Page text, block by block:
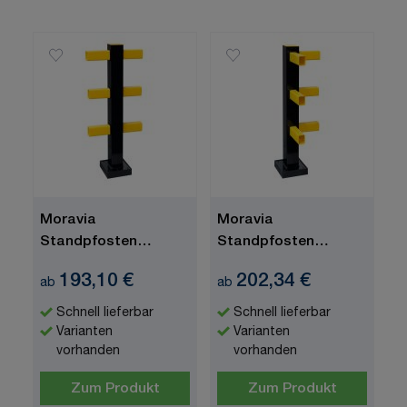
Moravia
Standpfosten
Mittelpfosten
ab 193,10 €
Schnell lieferbar
Varianten
vorhanden
Zum Produkt
Moravia
Standpfosten
ab 202,34 €
Schnell lieferbar
Varianten
vorhanden
Zum Produkt